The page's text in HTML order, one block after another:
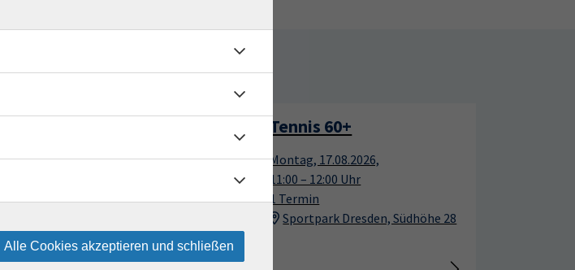
Sommertage
17.08.2026,
17 Tennis 60+
Montag, 17.08.2026,
11:00 – 12:00 Uhr
1 Termin
Sportpark Dresden, Südhöhe 28
Alle Cookies akzeptieren und schließen